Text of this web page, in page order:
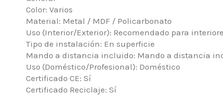
Color: Varios
Material: Metal / MDF / Policarbonato
Uso (Interior/Exterior): Recomendado para
Tipo de instalación: En superficie
Mando a distancia incluido: Mando a distancia
Uso (Doméstico/Profesional): Doméstico
Certificado CE: Sí
Certificado Reciclaje: Sí